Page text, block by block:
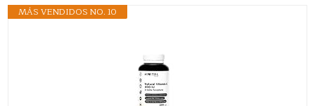
MÁS VENDIDOS NO. 10